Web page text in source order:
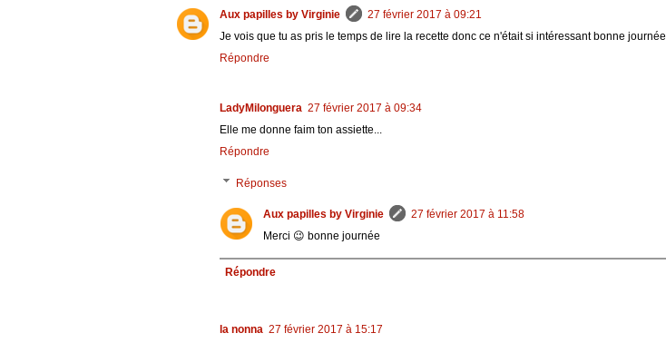
Aux papilles by Virginie
27 février 2017 à 09:21
Je vois que tu as pris le temps de lire la recette donc ce n'était si intéressant bonne journée
Répondre
LadyMilonguera 27 février 2017 à 09:34
Elle me donne faim ton assiette...
Répondre
Réponses
Aux papilles by Virginie
27 février 2017 à 11:58
Merci 😉 bonne journée
Répondre
la nonna 27 février 2017 à 15:17